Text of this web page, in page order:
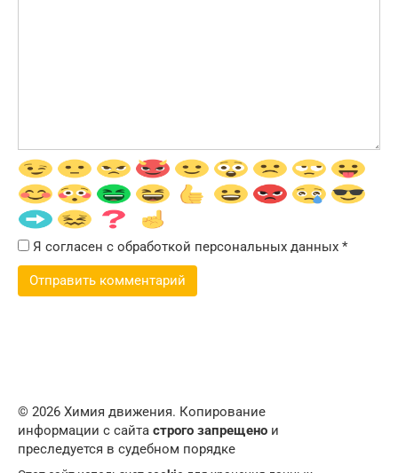
Я согласен с обработкой персональных данных *
© 2026 Химия движения. Копирование
информации с сайта строго запрещено и
преследуется в судебном порядке